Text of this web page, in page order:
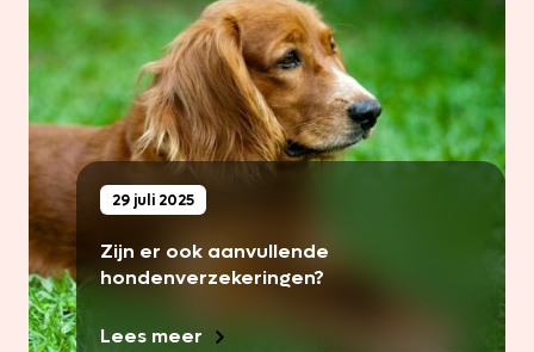
29 juli 2025
Zijn er ook aanvullende
hondenverzekeringen?
Lees meer